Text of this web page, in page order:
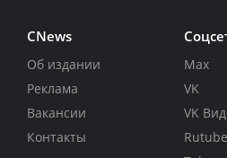
CNews
Об издании
Реклама
Вакансии
Контакты
Max
VK
VK
Rutube